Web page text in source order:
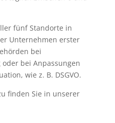
fünf Standorte in
Unternehmen erster
bei
bei Anpassungen
wie z. B. DSGVO.
finden Sie in unserer